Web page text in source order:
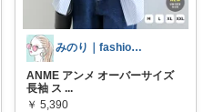
みのり｜fashion暮らしꕤ︎︎·͜·
ANME アンメ オーバーサイズ
長袖 ス ...
￥ 5,390